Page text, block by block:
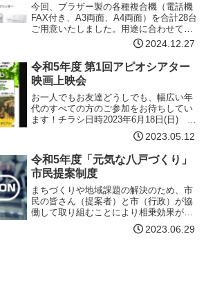
今回、ブラザー製の各種複合機（電話機
FAX付き、A3両面、A4両面）を合計28台
ご用意いたしました。用途に合わせてお
選びいただけます。（全て未使用の新古
品です）同時に、リユースPCおよびモニ
タも申請いただけます。寄贈目的 非営利
団体の情報化…【詳細はコチラ】
2024.12.27
令和5年度 第1回アピオシアター
映画上映会
お一人でもお友達どうしでも、幅広い年
代のすべての方のご参加をお待ちしてい
ます！チラシ日時2023年6月18日(日)
10:00～15:20場所青森市中央三丁目17番1
号アピオあおもり2階イベントホール参加
費・人数参加費無料午前・午後共に先
着…【詳細はコチラ】
2023.05.12
令和5年度「元気な八戸づくり」
市民提案制度
まちづくりや地域課題の解決のため、市
民の皆さん（提案者）と市（行政）が協
働して取り組むことにより相乗効果が期
待できる事業の提案を募集します。対象
事業（部門）市民提案制度には、次の2つ
2023.06.29